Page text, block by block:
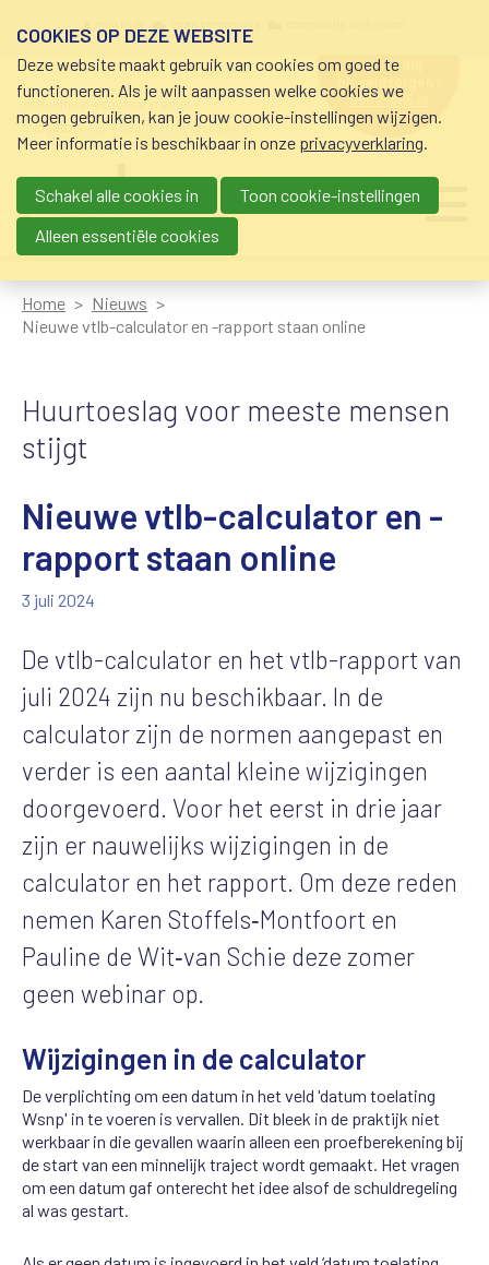
schuldhulp • sociaal krediet •
budgetbeheer • beschermingsbewind
hulp nodig
bij geldzorgen?
0800-8115.nl
Main navigation
Home
Nieuws
Nieuwe vtlb-calculator en -rapport staan online
Huurtoeslag voor meeste mensen
stijgt
Nieuwe vtlb-calculator en -
rapport staan online
3 juli 2024
De vtlb-calculator en het vtlb-rapport van
juli 2024 zijn nu beschikbaar. In de
calculator zijn de normen aangepast en
verder is een aantal kleine wijzigingen
doorgevoerd. Voor het eerst in drie jaar
zijn er nauwelijks wijzigingen in de
calculator en het rapport. Om deze reden
nemen Karen Stoffels‑Montfoort en
Pauline de Wit‑van Schie deze zomer
geen webinar op.
Wijzigingen in de calculator
De verplichting om een datum in het veld 'datum toelating
Wsnp' in te voeren is vervallen. Dit bleek in de praktijk niet
werkbaar in die gevallen waarin alleen een proefberekening bij
de start van een minnelijk traject wordt gemaakt. Het vragen
om een datum gaf onterecht het idee alsof de schuldregeling
al was gestart.
COOKIES OP DEZE WEBSITE
Deze website maakt gebruik van cookies om goed te
functioneren. Als je wilt aanpassen welke cookies we
mogen gebruiken, kan je jouw cookie-instellingen wijzigen.
Meer informatie is beschikbaar in onze privacyverklaring.
Schakel alle cookies in
Toon cookie-instellingen
Alleen essentiële cookies